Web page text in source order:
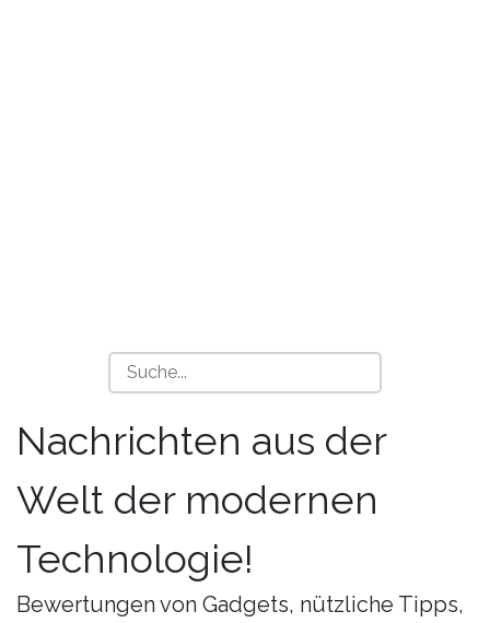
Nachrichten aus der
Welt der modernen
Technologie!
Bewertungen von Gadgets, nützliche Tipps,